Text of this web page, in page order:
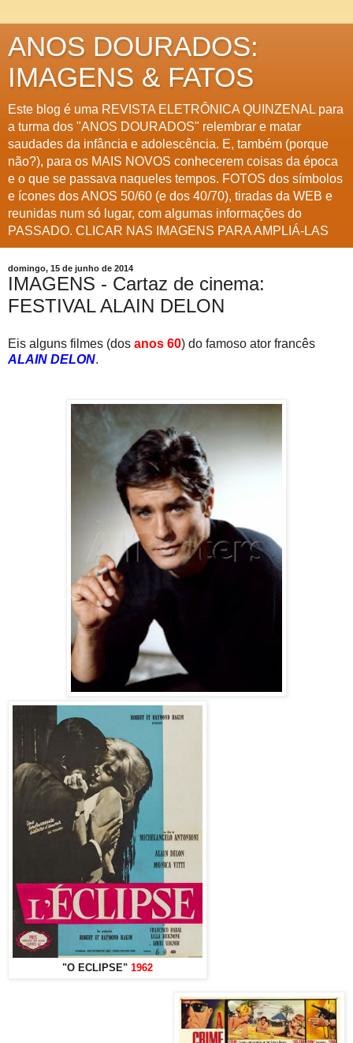
ANOS DOURADOS:
IMAGENS & FATOS
Este blog é uma REVISTA ELETRÔNICA QUINZENAL para
a turma dos "ANOS DOURADOS" relembrar e matar
saudades da infância e adolescência. E, também (porque
não?), para os MAIS NOVOS conhecerem coisas da época
e o que se passava naqueles tempos. FOTOS dos símbolos
e ícones dos ANOS 50/60 (e dos 40/70), tiradas da WEB e
reunidas num só lugar, com algumas informações do
PASSADO. CLICAR NAS IMAGENS PARA AMPLIÁ-LAS
domingo, 15 de junho de 2014
IMAGENS - Cartaz de cinema:
FESTIVAL ALAIN DELON
Eis alguns filmes (dos anos 60) do famoso ator francês
ALAIN DELON.
"O ECLIPSE" 1962